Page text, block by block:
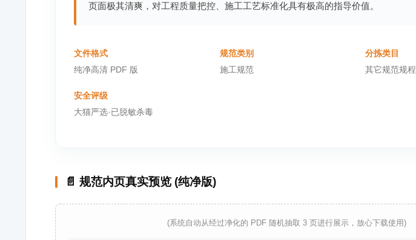
页面极其清爽，对工程质量把控、施工工艺标准化具有极高的指导价值。
文件格式
纯净高清 PDF 版
规范类别
施工规范
分拣类目
其它规范规程
安全评级
大猫严选·已脱敏杀毒
📄 规范内页真实预览 (纯净版)
(系统自动从经过净化的 PDF 随机抽取 3 页进行展示，放心下载使用)